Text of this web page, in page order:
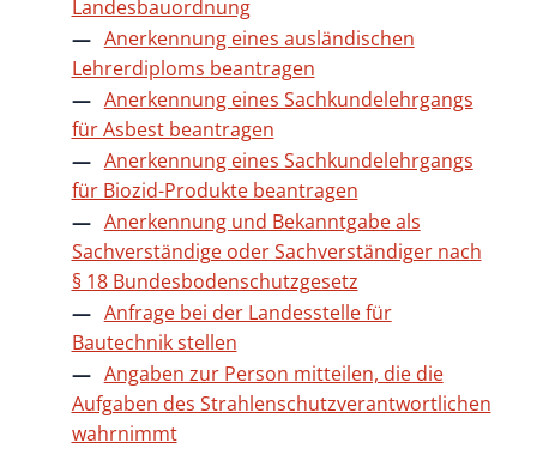
Landesbauordnung
Anerkennung eines ausländischen
Lehrerdiploms beantragen
Anerkennung eines Sachkundelehrgangs
für Asbest beantragen
Anerkennung eines Sachkundelehrgangs
für Biozid-Produkte beantragen
Anerkennung und Bekanntgabe als
Sachverständige oder Sachverständiger nach
§ 18 Bundesbodenschutzgesetz
Anfrage bei der Landesstelle für
Bautechnik stellen
Angaben zur Person mitteilen, die die
Aufgaben des Strahlenschutzverantwortlichen
wahrnimmt